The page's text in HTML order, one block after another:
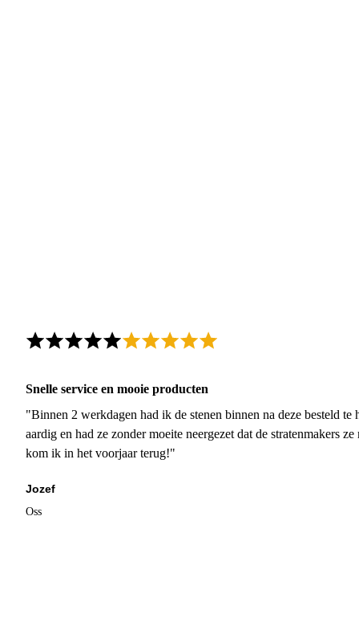
Snelle service en mooie producten
"Binnen 2 werkdagen had ik de stenen binnen na deze besteld
aardig en had ze zonder moeite neergezet dat de stratenmakers
kom ik in het voorjaar terug!"
Jozef
Oss